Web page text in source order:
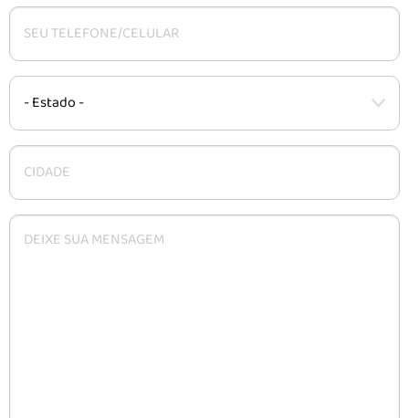
CARACTERÍSTICAS
INSTALAÇÃO
CONTATO